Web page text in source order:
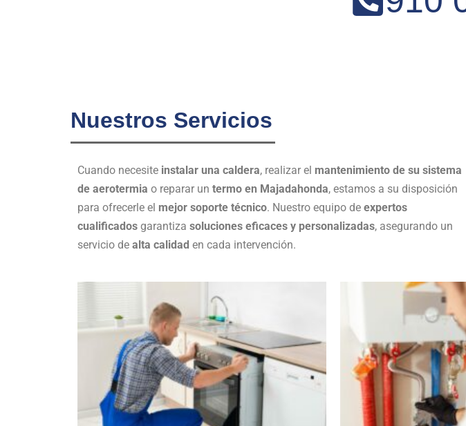
Nuestros Servicios
Cuando necesite instalar una caldera, realizar el mantenimiento de su sistema
de aerotermia o reparar un termo en Majadahonda, estamos a su disposición
para ofrecerle el mejor soporte técnico. Nuestro equipo de expertos
cualificados garantiza soluciones eficaces y personalizadas, asegurando un
servicio de alta calidad en cada intervención.